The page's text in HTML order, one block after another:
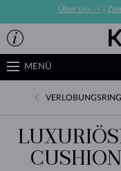
Über uns ->
MENÜ